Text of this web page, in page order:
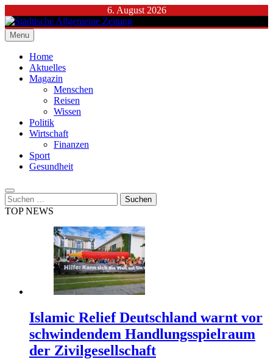
to
content
6. August 2026
Städtische Allgemeine Zeitung
Menu
Home
Aktuelles
Magazin
Menschen
Reisen
Wissen
Politik
Wirtschaft
Finanzen
Sport
Gesundheit
Suchen
nach:
TOP NEWS
Islamic Relief Deutschland warnt vor
schwindendem Handlungsspielraum
der Zivilgesellschaft